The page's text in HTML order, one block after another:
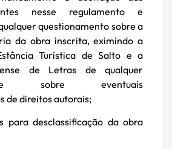
nesse regulamento e
questionamento sobre a
da obra inscrita, eximindo a
Turística de Salto e a
de Letras de qualquer
sobre eventuais
de direitos autorais;
para desclassificação da obra